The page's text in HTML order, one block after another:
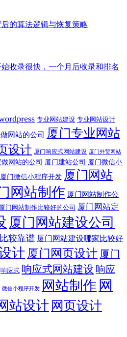
的算法逻辑与恢复策略
收录很快，一个月后收录和排名
专业网站建设 专业网站设计
网站的公司
厦门专业网站
设计 厦门响应式网站建设 厦门外贸网站
网站的公司 厦门建站公司 厦门微信小
厦门微信小程序开发 厦门网站
网站制作 厦门网站制作公
厦门网站制作比较好的公司 厦门网站定
厦门网站建设公司
较靠谱 厦门网站建设哪家比较好
计 厦门网页设计 厦门
响应式 响应式网站建设 响应
微信小程序开发 网站制作 网
站设计 网页设计